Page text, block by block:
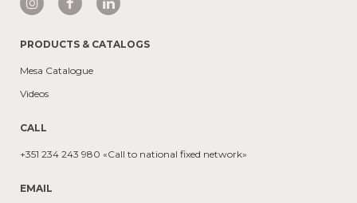
PRODUCTS & CATALOGS
Mesa Catalogue
Videos
CALL
+351 234 243 980 «Call to national fixed network»
EMAIL